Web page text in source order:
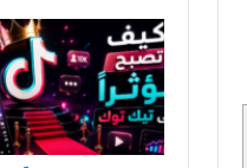
استخدامًا في العراق